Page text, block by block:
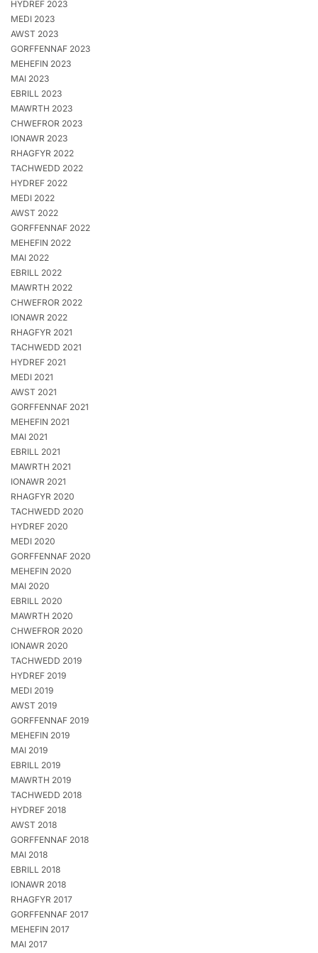
HYDREF 2023
MEDI 2023
AWST 2023
GORFFENNAF 2023
MEHEFIN 2023
MAI 2023
EBRILL 2023
MAWRTH 2023
CHWEFROR 2023
IONAWR 2023
RHAGFYR 2022
TACHWEDD 2022
HYDREF 2022
MEDI 2022
AWST 2022
GORFFENNAF 2022
MEHEFIN 2022
MAI 2022
EBRILL 2022
MAWRTH 2022
CHWEFROR 2022
IONAWR 2022
RHAGFYR 2021
TACHWEDD 2021
HYDREF 2021
MEDI 2021
AWST 2021
GORFFENNAF 2021
MEHEFIN 2021
MAI 2021
EBRILL 2021
MAWRTH 2021
IONAWR 2021
RHAGFYR 2020
TACHWEDD 2020
HYDREF 2020
MEDI 2020
GORFFENNAF 2020
MEHEFIN 2020
MAI 2020
EBRILL 2020
MAWRTH 2020
CHWEFROR 2020
IONAWR 2020
TACHWEDD 2019
HYDREF 2019
MEDI 2019
AWST 2019
GORFFENNAF 2019
MEHEFIN 2019
MAI 2019
EBRILL 2019
MAWRTH 2019
TACHWEDD 2018
HYDREF 2018
AWST 2018
GORFFENNAF 2018
MAI 2018
EBRILL 2018
IONAWR 2018
RHAGFYR 2017
GORFFENNAF 2017
MEHEFIN 2017
MAI 2017